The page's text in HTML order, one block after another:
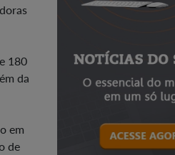
180
da
em
de